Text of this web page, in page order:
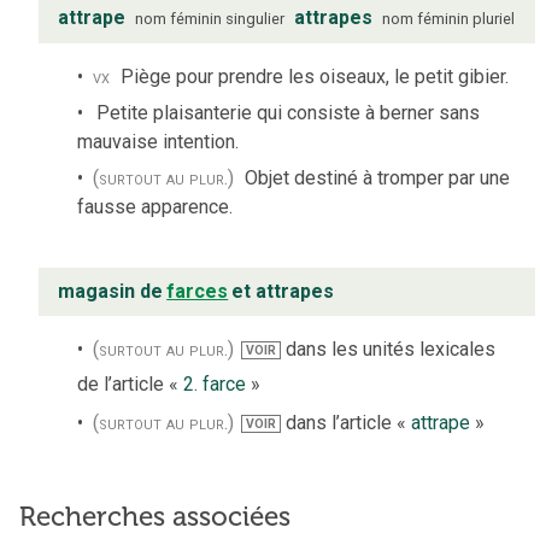
attrape nom féminin singulier attrapes nom féminin pluriel
vx Piège pour prendre les oiseaux, le petit gibier.
Petite plaisanterie qui consiste à berner sans
mauvaise intention.
(surtout au plur.) Objet destiné à tromper par une
fausse apparence.
magasin de farces et attrapes
(surtout au plur.) VOIR dans les unités lexicales
de l’article « 2. farce »
(surtout au plur.)
VOIR dans l’article « attrape»
Recherches associées